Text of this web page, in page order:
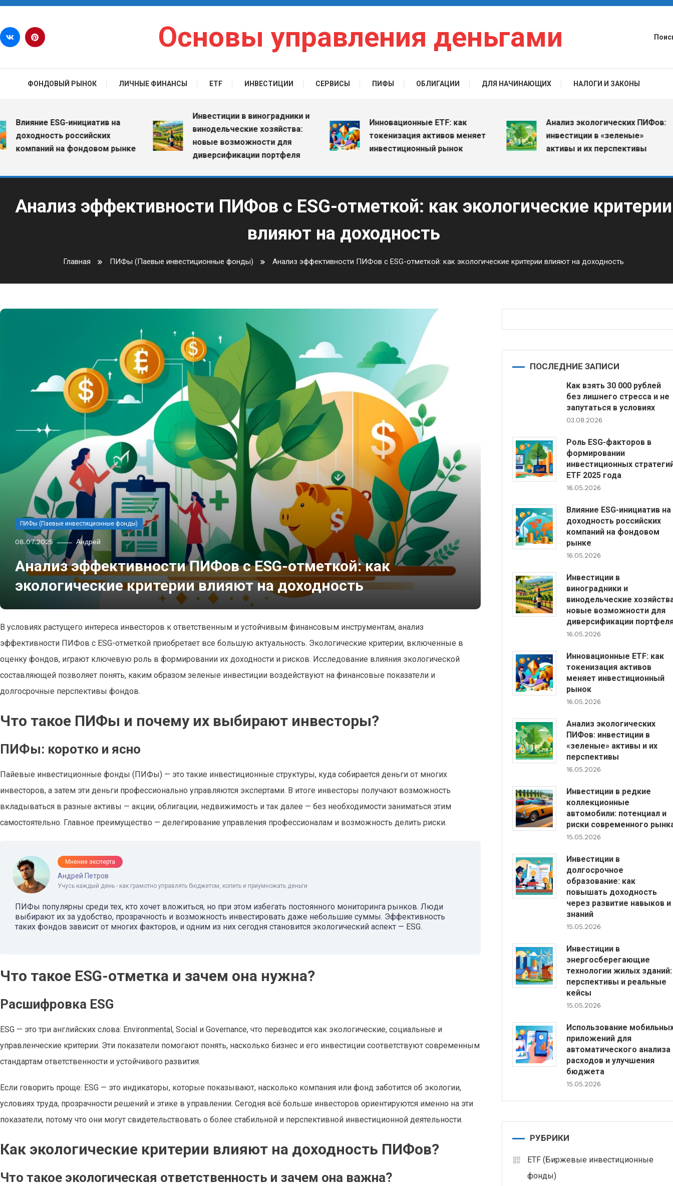
Перейти к содержимому
Основы управления деньгами
ФОНДОВЫЙ РЫНОК ЛИЧНЫЕ ФИНАНСЫ ETF ИНВЕСТИЦИИ СЕРВИСЫ ПИФЫ ОБЛИГАЦИИ ДЛЯ НАЧИНАЮЩИХ НАЛОГИ И ЗАКОНЫ
ESG-инициатив на
российских
на фондовом рынке
Инвестиции в виноградники и
винодельческие хозяйства:
новые возможности для
диверсификации портфеля
Инновационные ETF: как
токенизация активов меняет
инвестиционный рынок
Анализ экологических ПИФов:
инвестиции в «зеленые»
активы и их перспективы
Анализ эффективности ПИФов с ESG-отметкой: как экологические критерии
влияют на доходность
Главная ПИФы (Паевые инвестиционные фонды) Анализ эффективности ПИФов с ESG-отметкой: как экологические критерии влияют на доходность
ПИФы (Паевые инвестиционные фонды)
08.07.2025 Андрей
Анализ эффективности ПИФов с ESG-отметкой: как
экологические критерии влияют на доходность
В условиях растущего интереса инвесторов к ответственным и устойчивым финансовым инструментам, анализ
эффективности ПИФов с ESG-отметкой приобретает все большую актуальность. Экологические критерии, включенные в
оценку фондов, играют ключевую роль в формировании их доходности и рисков. Исследование влияния экологической
составляющей позволяет понять, каким образом зеленые инвестиции воздействуют на финансовые показатели и
долгосрочные перспективы фондов.
Что такое ПИФы и почему их выбирают инвесторы?
ПИФы: коротко и ясно
Пайевые инвестиционные фонды (ПИФы) — это такие инвестиционные структуры, куда собирается деньги от многих
инвесторов, а затем эти деньги профессионально управляются экспертами. В итоге инвесторы получают возможность
вкладываться в разные активы — акции, облигации, недвижимость и так далее — без необходимости заниматься этим
самостоятельно. Главное преимущество — делегирование управления профессионалам и возможность делить риски.
Мнение эксперта
Андрей Петров
Учусь каждый день - как грамотно управлять бюджетом, копить и приумножать деньги
ПИФы популярны среди тех, кто хочет вложиться, но при этом избегать постоянного мониторинга рынков. Люди
выбирают их за удобство, прозрачность и возможность инвестировать даже небольшие суммы. Эффективность
таких фондов зависит от многих факторов, и одним из них сегодня становится экологический аспект — ESG.
Что такое ESG-отметка и зачем она нужна?
Расшифровка ESG
ESG — это три английских слова: Environmental, Social и Governance, что переводится как экологические, социальные и
управленческие критерии. Эти показатели помогают понять, насколько бизнес и его инвестиции соответствуют современным
стандартам ответственности и устойчивого развития.
Если говорить проще: ESG — это индикаторы, которые показывают, насколько компания или фонд заботится об экологии,
условиях труда, прозрачности решений и этике в управлении. Сегодня всё больше инвесторов ориентируются именно на эти
показатели, потому что они могут свидетельствовать о более стабильной и перспективной инвестиционной деятельности.
Как экологические критерии влияют на доходность ПИФов?
Что такое экологическая ответственность и зачем она важна?
ПОСЛЕДНИЕ ЗАПИСИ
Как взять 30 000 рублей
без лишнего стресса и не
запутаться в условиях
03.08.2026
Роль ESG-факторов в
формировании
инвестиционных
ETF 2025 года
16.05.2026
Влияние ESG-инициатив на
доходность российских
компаний на фондовом
рынке
16.05.2026
Инвестиции в
виноградники и
винодельческие
новые возможности для
диверсификации
16.05.2026
Инновационные ETF: как
токенизация активов
меняет инвестиционный
рынок
16.05.2026
Анализ экологических
ПИФов: инвестиции в
«зеленые» активы и их
перспективы
16.05.2026
Инвестиции в редкие
коллекционные
автомобили: потенциал и
риски современного
15.05.2026
Инвестиции в
долгосрочное
образование: как
повышать доходность
через развитие навыков и
знаний
15.05.2026
Инвестиции в
энергосберегающие
технологии жилых зданий:
перспективы и реальные
кейсы
15.05.2026
Использование
приложений для
автоматического анализа
расходов и улучшения
бюджета
15.05.2026
РУБРИКИ
ETF (Биржевые инвестиционные
фонды)